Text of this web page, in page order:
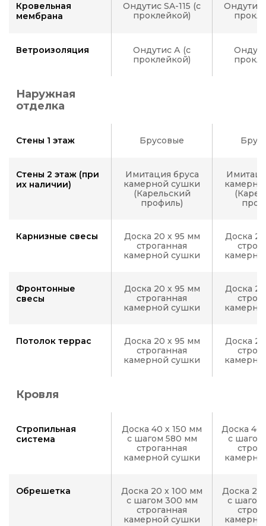
Кровельная
мембрана
Ондутис SA-115 (с
проклейкой)
Ондутис
Ветроизоляция
Ондутис А (с
проклейкой)
Наружная
отделка
Стены 1 этаж Брусовые
Стены 2 этаж (при
их наличии)
Имитация бруса
камерной сушки
(Карельский
профиль)
Карнизные свесы
Доска 20 х 95 мм
строганная
камерной сушки
Доска
Фронтонные
свесы
Доска 20 х 95 мм
строганная
камерной сушки
Доска
Потолок террас
Доска 20 х 95 мм
строганная
камерной сушки
Доска
Кровля
Стропильная
система
Доска 40 х 150 мм
с шагом 580 мм
строганная
камерной сушки
Доска 40
с
Обрешетка
Доска 20 х 100 мм
с шагом 300 мм
строганная
камерной сушки
Доска 20
с